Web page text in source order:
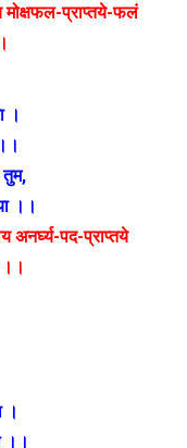
मोक्षफल-प्राप्तये-फलं
।
तुम,
।।
अनर्घ्य-पद-प्राप्तये
।।
।
।।